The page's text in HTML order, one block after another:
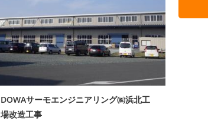
DOWAサーモエンジニアリング㈱浜北工
場改造工事